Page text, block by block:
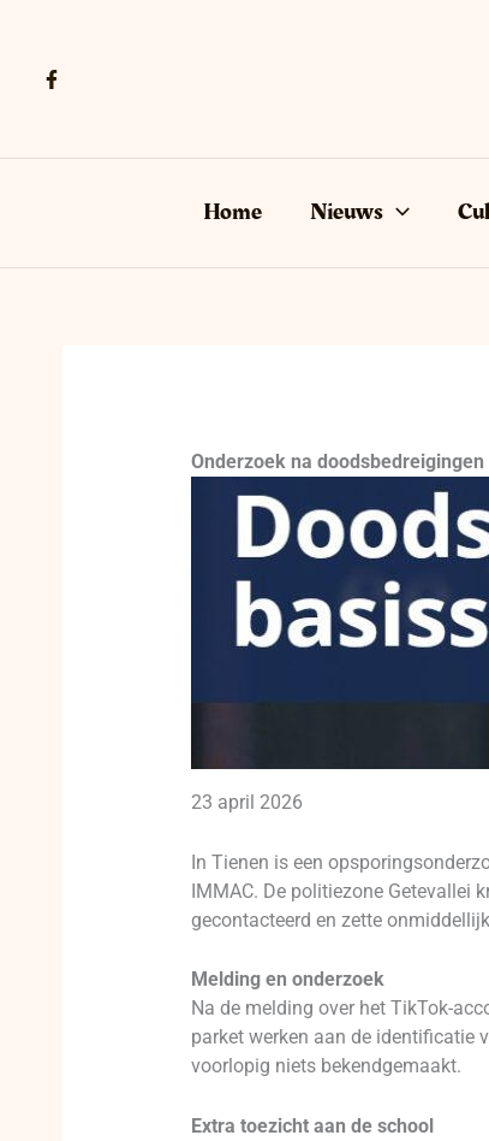
Home Nieuws
Onderzoek na
23 april 2026
In Tienen is een
IMMAC. De politiezone Getevallei
gecontacteerd en zette
Melding en onderzoek
Na de melding over het TikTok-
parket werken aan de identificatie
voorlopig niets bekendgemaakt.
Extra toezicht aan de school